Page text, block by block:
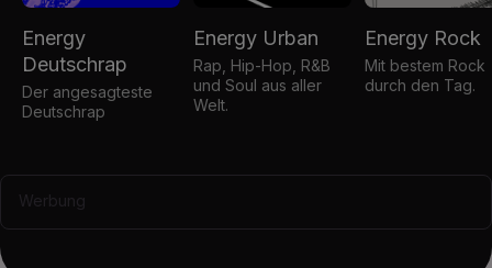
Energy
Deutschrap
Der angesagteste
Deutschrap
Energy Urban
Rap, Hip-Hop, R&B
und Soul aus aller
Welt.
Energy Rock
Mit bestem Rock
durch den Tag.
Werbung